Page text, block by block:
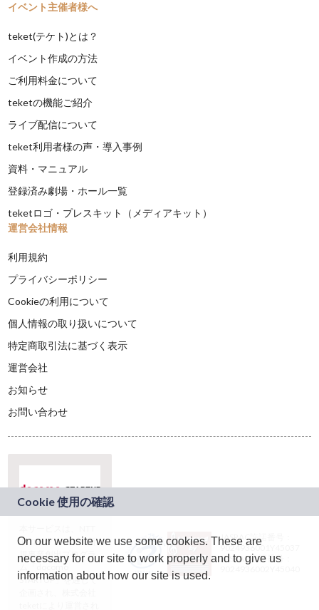
イベント主催者様へ
teket(テケト)とは？
イベント作成の方法
ご利用料金について
teketの機能ご紹介
ライブ配信について
teket利用者様の声・導入事例
資料・マニュアル
登録済み劇場・ホール一覧
teketロゴ・プレスキット（メディアキット）
運営会社情報
利用規約
プライバシーポリシー
Cookieの利用について
個人情報の取り扱いについて
特定商取引法に基づく表示
運営会社
お知らせ
お問い合わせ
ドコモグループの新
規事業創出プログラ
ム「docomo
STARTUP」を通じて
JASRAC許諾番号：
9024936001Y45037
JASRAC許諾番号：
On our website we use some cookies. These are
necessary for our site to work properly and to give us
information about how our site is used.